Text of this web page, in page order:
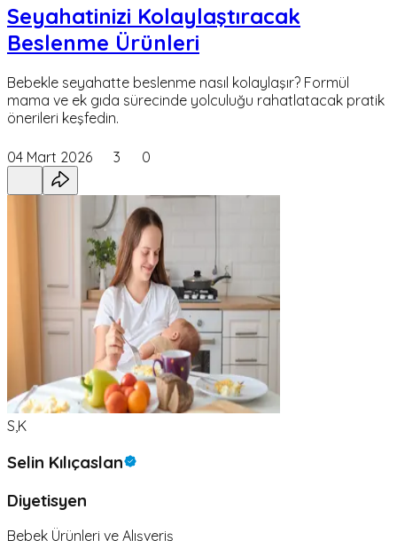
Seyahatinizi Kolaylaştıracak
Beslenme Ürünleri
Bebekle seyahatte beslenme nasıl kolaylaşır? Formül
mama ve ek gıda sürecinde yolculuğu rahatlatacak pratik
önerileri keşfedin.
04 Mart 2026 3 0
S,K
Selin Kılıçaslan
Diyetisyen
Bebek Ürünleri ve Alışveriş